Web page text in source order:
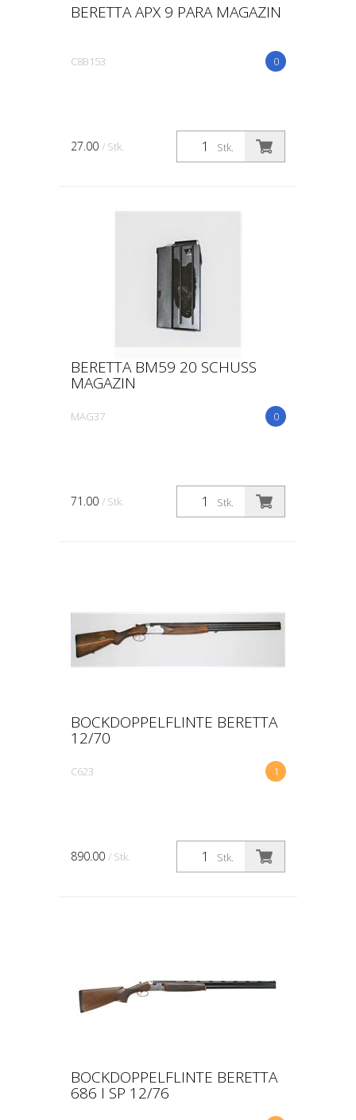
BERETTA APX 9 PARA MAGAZIN
0
C8B153
Stk.
27.00 / Stk.
BERETTA BM59 20 SCHUSS
MAGAZIN
0
MAG37
Stk.
71.00 / Stk.
BOCKDOPPELFLINTE BERETTA
12/70
1
C623
Stk.
890.00 / Stk.
BOCKDOPPELFLINTE BERETTA
686 I SP 12/76